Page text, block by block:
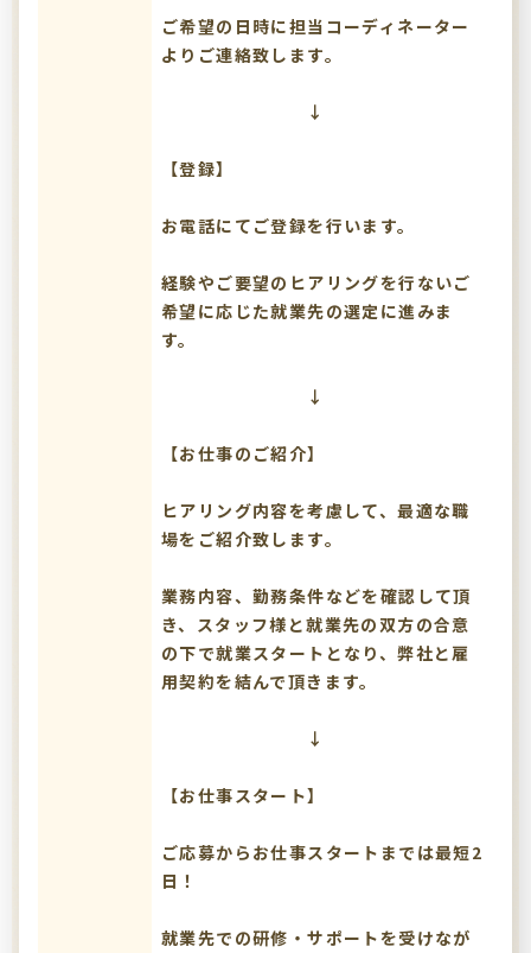
ご希望の日時に担当コーディネーター
よりご連絡致します。
↓
【登録】
お電話にてご登録を行います。
経験やご要望のヒアリングを行ないご
希望に応じた就業先の選定に進みま
す。
↓
【お仕事のご紹介】
ヒアリング内容を考慮して、最適な職
場をご紹介致します。
業務内容、勤務条件などを確認して頂
き、スタッフ様と就業先の双方の合意
の下で就業スタートとなり、弊社と雇
用契約を結んで頂きます。
↓
【お仕事スタート】
ご応募からお仕事スタートまでは最短2
日！
就業先での研修・サポートを受けなが